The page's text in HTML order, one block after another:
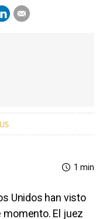
1 min
Unidos han visto
momento. El juez